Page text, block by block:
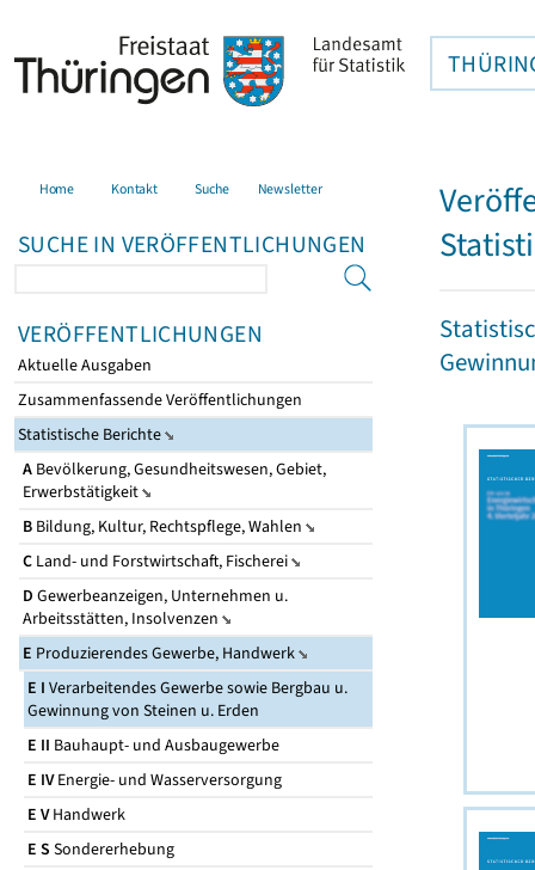
Home Kontakt Suche Newsletter
SUCHE IN VERÖFFENTLICHUNGEN
VERÖFFENTLICHUNGEN
Aktuelle Ausgaben
Zusammenfassende Veröffentlichungen
Statistische Berichte
A Bevölkerung, Gesundheitswesen, Gebiet,
Erwerbstätigkeit
B Bildung, Kultur, Rechtspflege, Wahlen
C Land- und Forstwirtschaft, Fischerei
D Gewerbeanzeigen, Unternehmen u.
Arbeitsstätten, Insolvenzen
E Produzierendes Gewerbe, Handwerk
E I Verarbeitendes Gewerbe sowie Bergbau u.
Gewinnung von Steinen u. Erden
E II Bauhaupt- und Ausbaugewerbe
E IVEnergie- und Wasserversorgung
E VHandwerk
E S Sondererhebung